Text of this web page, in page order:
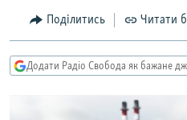
СПОРТ
СВІТ
ТИ ЯК?
КИТАЙ.ВИКЛИКИ
Поділитись Читати
Додати Радіо Свобода як бажане